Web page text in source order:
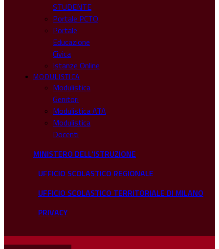
STUDENTE
Portale PCTO
Portale
Educazione
Civica
Istanze Online
MODULISTICA
Modulistica
Genitori
Modulistica ATA
Modulistica
Docenti
MINISTERO DELL'ISTRUZIONE
UFFICIO SCOLASTICO REGIONALE
UFFICIO SCOLASTICO TERRITORIALE DI MILANO
PRIVACY